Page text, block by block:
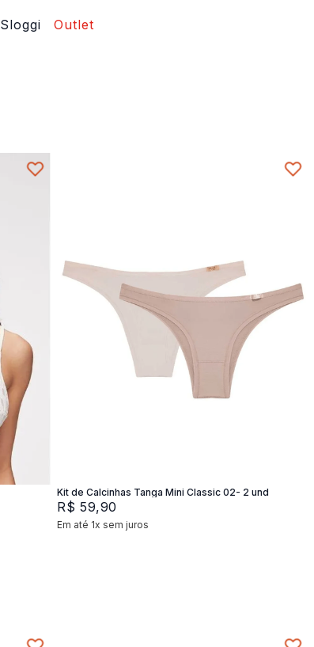
Sloggi Outlet
Kit de Calcinhas Tanga Mini Classic 02- 2 und
R$ 59,90
Em até 1x sem juros